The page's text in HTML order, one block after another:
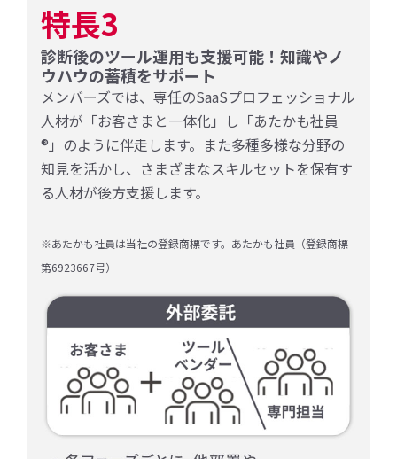
特長3
診断後のツール運用も支援可能！知識やノ
ウハウの蓄積をサポート
メンバーズでは、専任のSaaSプロフェッショナル
人材が「お客さまと一体化」し「あたかも社員
®︎」のように伴走します。また多種多様な分野の
知見を活かし、さまざまなスキルセットを保有す
る人材が後方支援します。
※あたかも社員は当社の登録商標です。あたかも社員（登録商標
第6923667号）